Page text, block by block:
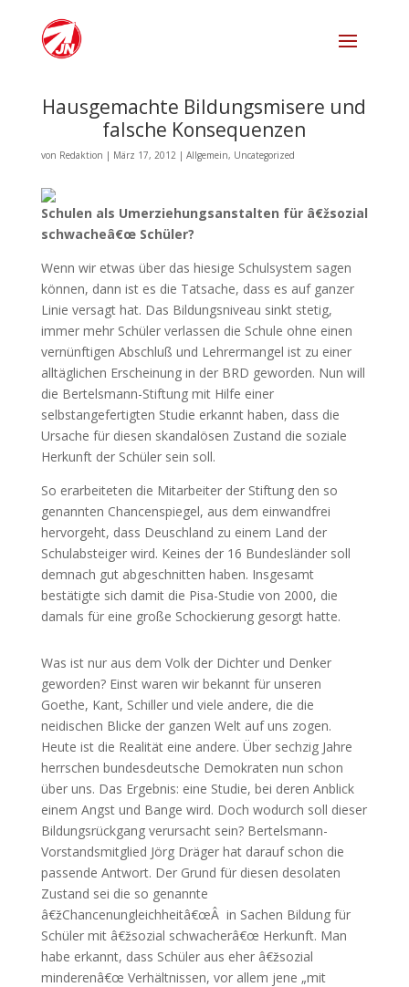
Hausgemachte Bildungsmisere und
falsche Konsequenzen
von Redaktion | März 17, 2012| Allgemein, Uncategorized
Schulen als Umerziehungsanstalten für â€žsozial
schwacheâ€œ Schüler?
Wenn wir etwas über das hiesige Schulsystem sagen
können, dann ist es die Tatsache, dass es auf ganzer
Linie versagt hat. Das Bildungsniveau sinkt stetig,
immer mehr Schüler verlassen die Schule ohne einen
vernünftigen Abschluß und Lehrermangel ist zu einer
alltäglichen Erscheinung in der BRD geworden. Nun will
die Bertelsmann-Stiftung mit Hilfe einer
selbstangefertigten Studie erkannt haben, dass die
Ursache für diesen skandalösen Zustand die soziale
Herkunft der Schüler sein soll.
So erarbeiteten die Mitarbeiter der Stiftung den so
genannten Chancenspiegel, aus dem einwandfrei
hervorgeht, dass Deuschland zu einem Land der
Schulabsteiger wird. Keines der 16 Bundesländer soll
demnach gut abgeschnitten haben. Insgesamt
bestätigte sich damit die Pisa-Studie von 2000, die
damals für eine große Schockierung gesorgt hatte.
Was ist nur aus dem Volk der Dichter und Denker
geworden? Einst waren wir bekannt für unseren
Goethe, Kant, Schiller und viele andere, die die
neidischen Blicke der ganzen Welt auf uns zogen.
Heute ist die Realität eine andere. Über sechzig Jahre
herrschen bundesdeutsche Demokraten nun schon
über uns. Das Ergebnis: eine Studie, bei deren Anblick
einem Angst und Bange wird. Doch wodurch soll dieser
Bildungsrückgang verursacht sein? Bertelsmann-
Vorstandsmitglied Jörg Dräger hat darauf schon die
passende Antwort. Der Grund für diesen desolaten
Zustand sei die so genannte
â€žChancenungleichheitâ€œÂ in Sachen Bildung für
Schüler mit â€žsozial schwacherâ€œ Herkunft. Man
habe erkannt, dass Schüler aus eher â€žsozial
minderenâ€œ Verhältnissen, vor allem jene „mit